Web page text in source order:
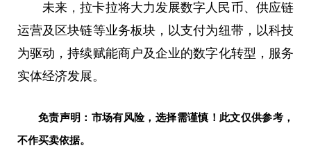
未来 ，拉卡拉将大力发展数字人民币、供应链
运营及区块链等业务板块，以支付为纽带，以科技
为驱动，持续赋能商户及企业的数字化转型，服务
实体经济发展。
免责声明：市场有风险，选择需谨慎！此文仅供参考，
不作买卖依据。